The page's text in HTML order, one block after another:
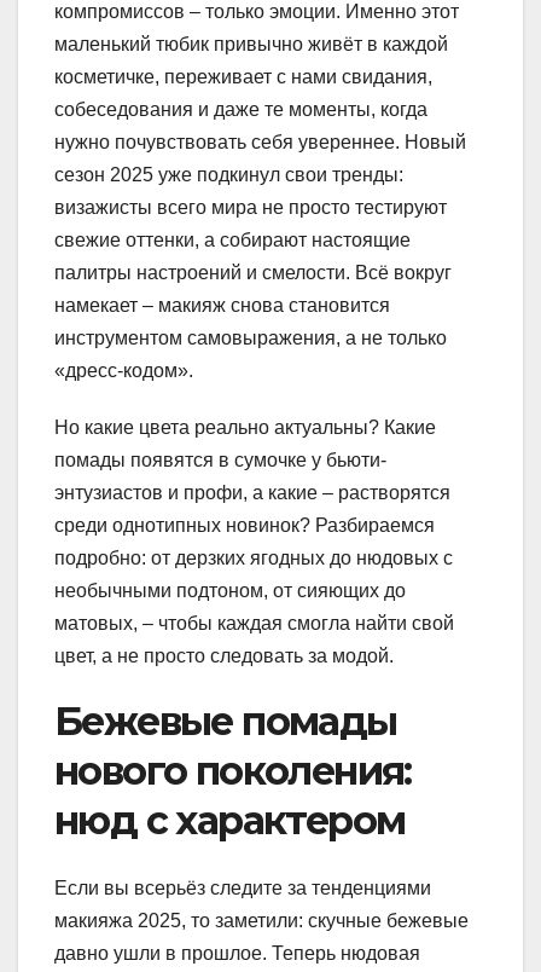
компромиссов – только эмоции. Именно этот
маленький тюбик привычно живёт в каждой
косметичке, переживает с нами свидания,
собеседования и даже те моменты, когда
нужно почувствовать себя увереннее. Новый
сезон 2025 уже подкинул свои тренды:
визажисты всего мира не просто тестируют
свежие оттенки, а собирают настоящие
палитры настроений и смелости. Всё вокруг
намекает – макияж снова становится
инструментом самовыражения, а не только
«дресс-кодом».
Но какие цвета реально актуальны? Какие
помады появятся в сумочке у бьюти-
энтузиастов и профи, а какие – растворятся
среди однотипных новинок? Разбираемся
подробно: от дерзких ягодных до нюдовых с
необычными подтоном, от сияющих до
матовых, – чтобы каждая смогла найти свой
цвет, а не просто следовать за модой.
Бежевые помады
нового поколения:
нюд с характером
Если вы всерьёз следите за тенденциями
макияжа 2025, то заметили: скучные бежевые
давно ушли в прошлое. Теперь нюдовая